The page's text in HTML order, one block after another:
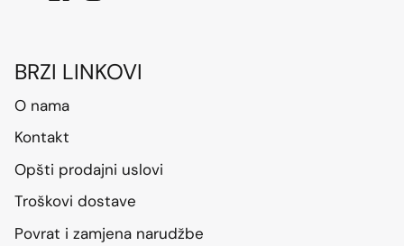
BRZI LINKOVI
O nama
Kontakt
Opšti prodajni uslovi
Troškovi dostave
Povrat i zamjena narudžbe